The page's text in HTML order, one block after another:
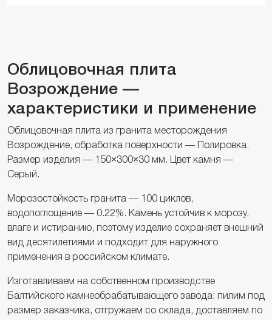
Облицовочная плита
Возрождение —
характеристики и применение
Облицовочная плита из гранита месторождения
Возрождение, обработка поверхности — Полировка.
Размер изделия — 150×300×30 мм. Цвет камня —
Серый.
Морозостойкость гранита — 100 циклов,
водопоглощение — 0.22%. Камень устойчив к морозу,
влаге и истиранию, поэтому изделие сохраняет внешний
вид десятилетиями и подходит для наружного
применения в российском климате.
Изготавливаем на собственном производстве
Балтийского камнеобрабатывающего завода: пилим под
размер заказчика, отгружаем со склада, доставляем по